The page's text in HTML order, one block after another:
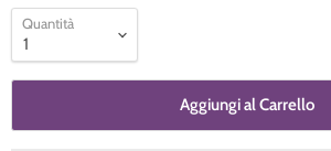
Quantità
Aggiungi al Carrello